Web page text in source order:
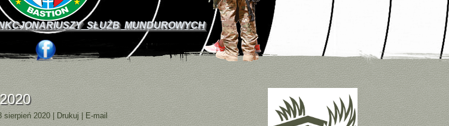
SŁUŻB MUNDUROWYCH
sierpień 2020 Drukuj E-mail